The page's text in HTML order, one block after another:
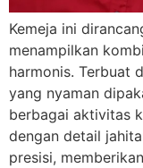
Kemeja ini
menampilkan
harmonis. Terbuat
yang nyaman
berbagai aktivitas
dengan detail
presisi,